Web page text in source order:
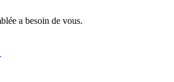
a besoin de vous.